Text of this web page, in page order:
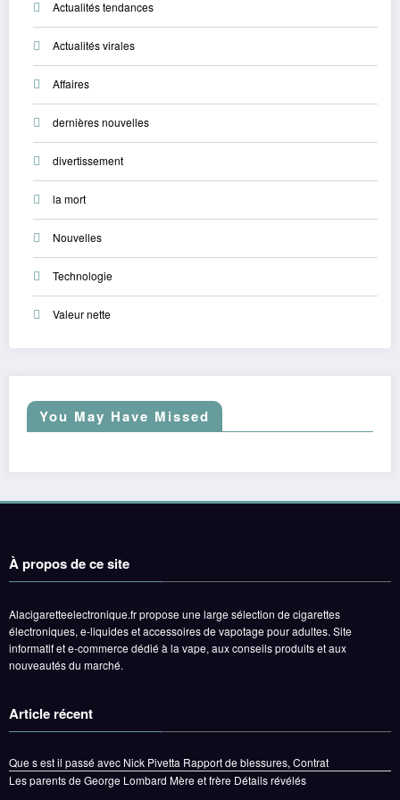
Actualités tendances
Actualités virales
Affaires
dernières nouvelles
divertissement
la mort
Nouvelles
Technologie
Valeur nette
You May Have Missed
À propos de ce site
Alacigaretteelectronique.fr propose une large sélection de cigarettes
électroniques, e-liquides et accessoires de vapotage pour adultes. Site
informatif et e-commerce dédié à la vape, aux conseils produits et aux
nouveautés du marché.
Article récent
Que s est il passé avec Nick Pivetta Rapport de blessures, Contrat
Les parents de George Lombard Mère et frère Détails révélés